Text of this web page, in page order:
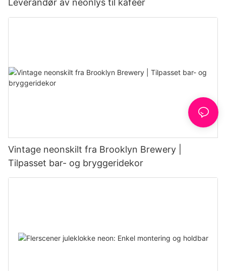
Leverandør av neonlys til kaféer
Vintage neonskilt fra Brooklyn Brewery |
Tilpasset bar- og bryggeridekor